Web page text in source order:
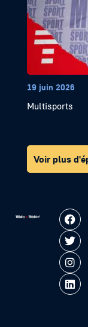
19 juin 2026
Multisports
Voir plus